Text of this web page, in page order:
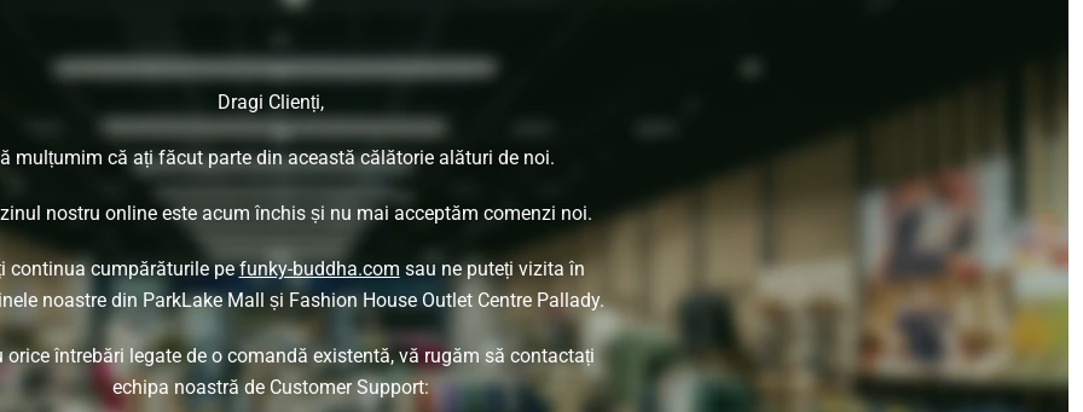
Dragi Clienți,
mulțumim că ați făcut parte din această călătorie alături de noi.
nostru online este acum închis și nu mai acceptăm comenzi noi.
continua cumpărăturile pefunky-buddha.com sau ne puteți vizita în
noastre din ParkLake Mall și Fashion House Outlet Centre Pallady.
orice întrebări legate de o comandă existentă, vă rugăm să contactați
echipa noastră de Customer Support: